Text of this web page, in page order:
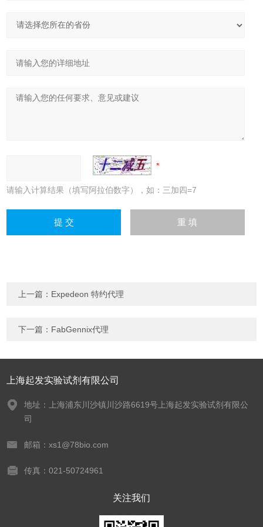
请输入计算结果（填写阿拉伯数字），如：三加四=7
上一篇： Expedeon 特约代理
下一篇： FabGennix代理
上海起发实验试剂有限公司
地址：上海浦东川沙镇川沙路6619号上海起发实验试剂有限公
司
邮箱：xs1@78bio.com
传真：021-50724961
关注我们